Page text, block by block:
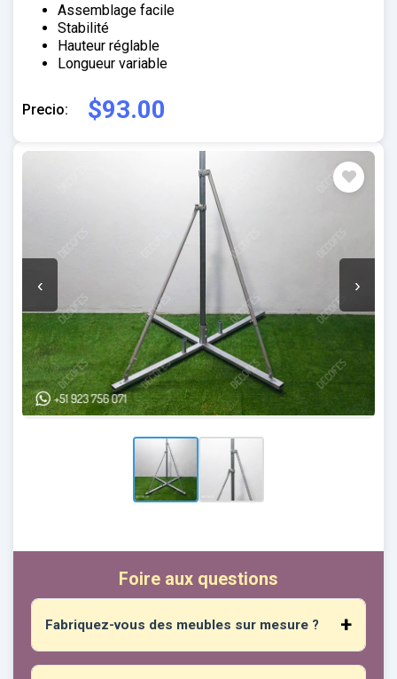
‹ ›
Foire aux questions
Fabriquez-vous des meubles sur mesure ?
Assemblage facile
Stabilité
Hauteur réglable
Longueur variable
Precio: $93.00